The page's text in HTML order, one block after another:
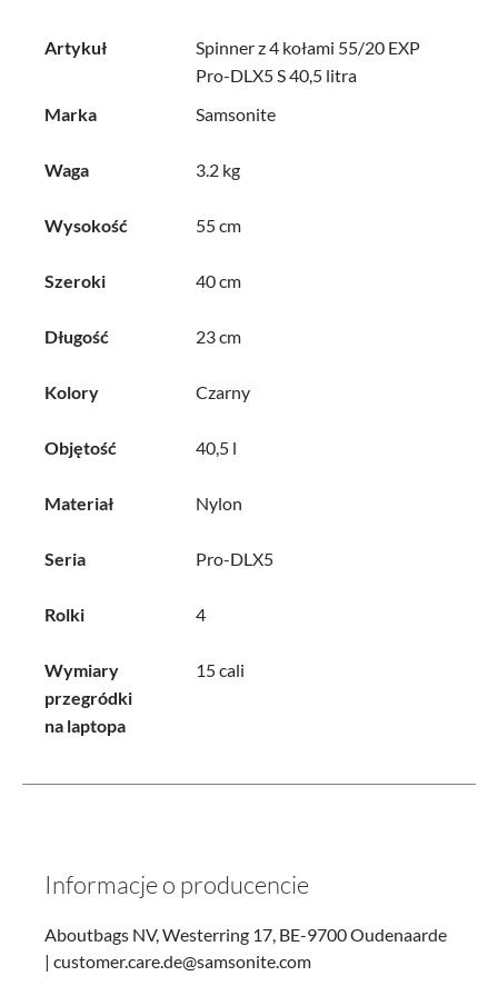
Artykuł
Spinner z 4 kołami 55/20 EXP
Pro-DLX5 S 40,5 litra
Marka
Samsonite
Waga 3.2 kg
Wysokość 55 cm
Szeroki 40 cm
Długość 23 cm
Kolory Czarny
Objętość 40,5 l
Materiał Nylon
Seria Pro-DLX5
Rolki 4
Wymiary
przegródki
na laptopa
15 cali
Informacje o producencie
Aboutbags NV, Westerring 17, BE-9700 Oudenaarde
| customer.care.de@samsonite.com